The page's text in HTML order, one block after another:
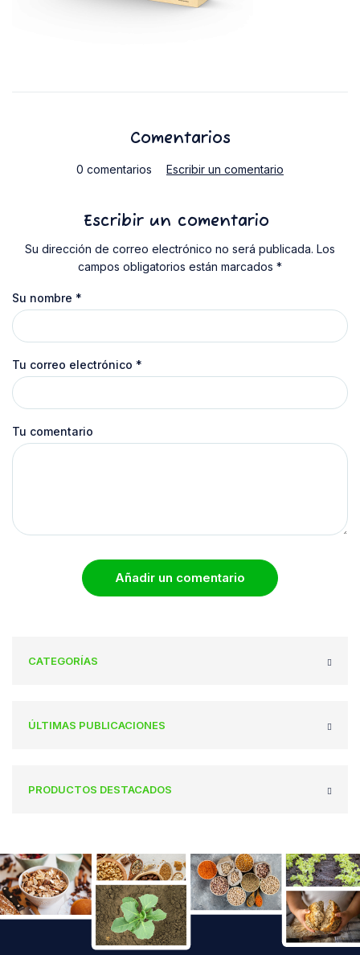
Comentarios
0 comentarios Escribir un comentario
Escribir un comentario
Su dirección de correo electrónico no será publicada. Los
campos obligatorios están marcados *
Su nombre *
Tu correo electrónico *
Tu comentario
Añadir un comentario
CATEGORÍAS
ÚLTIMAS PUBLICACIONES
PRODUCTOS DESTACADOS